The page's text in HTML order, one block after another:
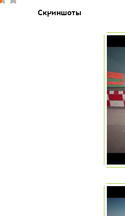
Скриншоты